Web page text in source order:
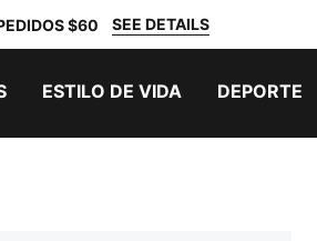
$60 SEE DETAILS
ESTILO DE VIDA DEPORTE